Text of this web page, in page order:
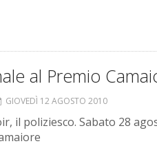
al Premio
GIOVEDÌ 12 AGOSTO 2010
il poliziesco. Sabato 28